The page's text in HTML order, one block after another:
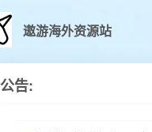
遨游海外资源站
公告: